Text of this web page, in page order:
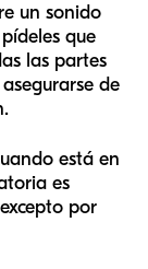
un sonido
que
las partes
de
está en
es
por